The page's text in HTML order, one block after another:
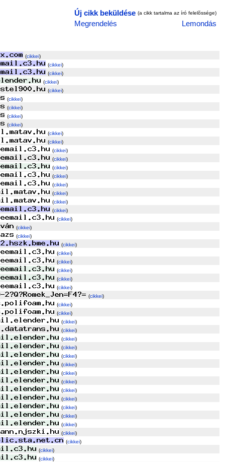
Új cikk beküldése (a cikk tartalma az író felelõssége)
Megrendelés Lemondás
(cikkei)
(cikkei)
(cikkei)
(cikkei)
(cikkei)
(cikkei)
(cikkei)
(cikkei)
(cikkei)
(cikkei)
(cikkei)
(cikkei)
(cikkei)
(cikkei)
(cikkei)
(cikkei)
(cikkei)
(cikkei)
(cikkei)
(cikkei)
(cikkei)
(cikkei)
(cikkei)
(cikkei)
(cikkei)
(cikkei)
(cikkei)
(cikkei)
(cikkei)
(cikkei)
(cikkei)
(cikkei)
(cikkei)
(cikkei)
(cikkei)
(cikkei)
(cikkei)
(cikkei)
(cikkei)
(cikkei)
(cikkei)
(cikkei)
(cikkei)
(cikkei)
(cikkei)
(cikkei)
(cikkei)
(cikkei)